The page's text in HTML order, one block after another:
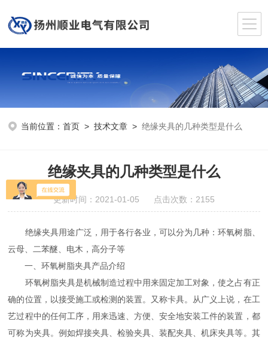
当前位置：首页 >技术文章 >绝缘夹具的几种类型是什么
绝缘夹具的几种类型是什么
更新时间：2021-01-05 点击次数：2155
绝缘夹具用途广泛，用于各行各业，可以分为几种：环氧树脂、
云母、二苯醚、电木，高分子等
一、环氧树脂夹具产品介绍
环氧树脂夹具是机械制造过程中用来固定加工对象，使之占有正
确的位置，以接受施工或检测的装置。又称卡具。从广义上说，在工
艺过程中的任何工序，用来迅速、方便、安全地安装工件的装置，都
可称为夹具。例如焊接夹具、检验夹具、装配夹具、机床夹具等。其